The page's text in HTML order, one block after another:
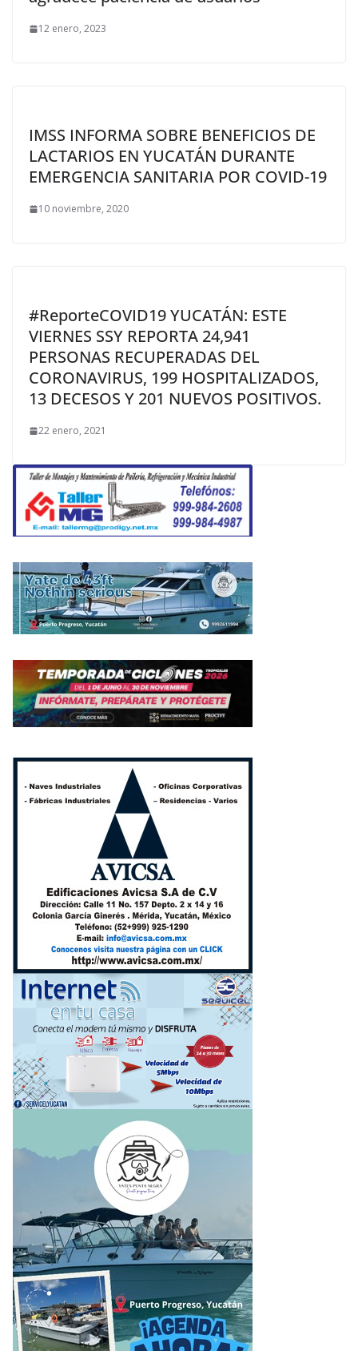
12 enero, 2023
IMSS INFORMA SOBRE BENEFICIOS DE
LACTARIOS EN YUCATÁN DURANTE
EMERGENCIA SANITARIA POR COVID-19
10 noviembre, 2020
#ReporteCOVID19 YUCATÁN: ESTE
VIERNES SSY REPORTA 24,941
PERSONAS RECUPERADAS DEL
CORONAVIRUS, 199 HOSPITALIZADOS,
13 DECESOS Y 201 NUEVOS POSITIVOS.
22 enero, 2021